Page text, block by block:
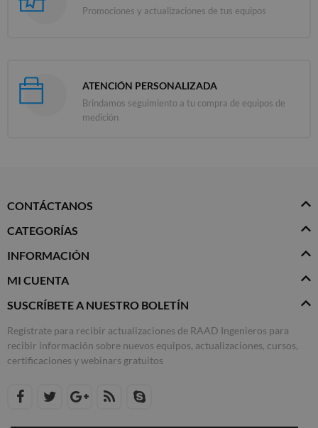
Promociones y actualizaciones de tus equipos
ATENCIÓN PERSONALIZADA
Brindamos seguimiento a tu compra de equipos de
medición
CONTÁCTANOS
CATEGORÍAS
INFORMACIÓN
MI CUENTA
SUSCRÍBETE A NUESTRO BOLETÍN
Regístrate para recibir actualizaciones de RAAD Ingenieros para
recibir información sobre nuevos equipos, actualizaciones, cursos,
certificaciones y webinars gratuitos